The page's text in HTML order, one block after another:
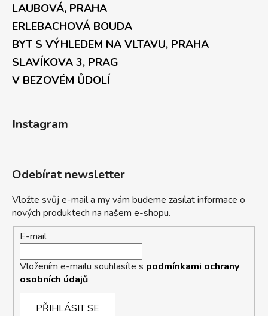
LAUBOVÁ, PRAHA
ERLEBACHOVÁ BOUDA
BYT S VÝHLEDEM NA VLTAVU, PRAHA
SLAVÍKOVA 3, PRAG
V BEZOVÉM ŮDOLÍ
Instagram
Odebírat newsletter
Vložte svůj e-mail a my vám budeme zasílat informace o
nových produktech na našem e-shopu.
E-mail
Vložením e-mailu souhlasíte s podmínkami ochrany
osobních údajů
PŘIHLÁSIT SE